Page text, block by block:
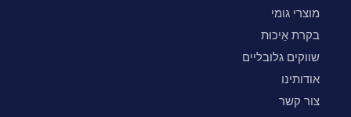
מוצרי גומי
בקרת אֵיכוּת
שווקים גלובליים
אודותינו
צור קשר